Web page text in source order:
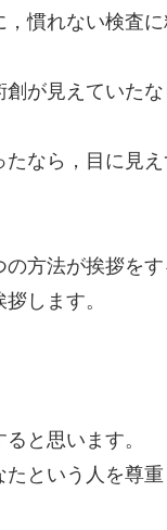
慣れない検査
が見えていた
なら，目に見
方法が挨拶をす
します。
と思います。
という人を尊